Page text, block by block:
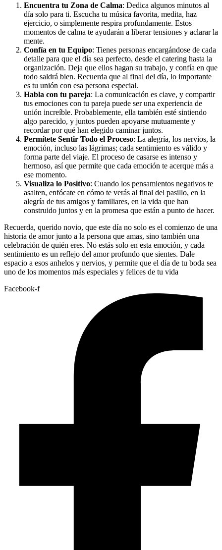
Encuentra tu Zona de Calma: Dedica algunos minutos al
día solo para ti. Escucha tu música favorita, medita, haz
ejercicio, o simplemente respira profundamente. Estos
momentos de calma te ayudarán a liberar tensiones y aclarar la
mente.
Confía en tu Equipo: Tienes personas encargándose de cada
detalle para que el día sea perfecto, desde el catering hasta la
organización. Deja que ellos hagan su trabajo, y confía en que
todo saldrá bien. Recuerda que al final del día, lo importante
es tu unión con esa persona especial.
Habla con tu pareja: La comunicación es clave, y compartir
tus emociones con tu pareja puede ser una experiencia de
unión increíble. Probablemente, ella también esté sintiendo
algo parecido, y juntos pueden apoyarse mutuamente y
recordar por qué han elegido caminar juntos.
Permítete Sentir Todo el Proceso: La alegría, los nervios, la
emoción, incluso las lágrimas; cada sentimiento es válido y
forma parte del viaje. El proceso de casarse es intenso y
hermoso, así que permite que cada emoción te acerque más a
ese momento.
Visualiza lo Positivo: Cuando los pensamientos negativos te
asalten, enfócate en cómo te verás al final del pasillo, en la
alegría de tus amigos y familiares, en la vida que han
construido juntos y en la promesa que están a punto de hacer.
Recuerda, querido novio, que este día no solo es el comienzo de una
historia de amor junto a la persona que amas, sino también una
celebración de quién eres. No estás solo en esta emoción, y cada
sentimiento es un reflejo del amor profundo que sientes. Dale
espacio a esos anhelos y nervios, y permite que el día de tu boda sea
uno de los momentos más especiales y felices de tu vida
Facebook-f